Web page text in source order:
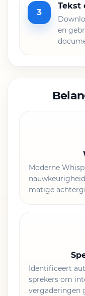
3
Tekst
en
Moderne
matige
Identificeert
sprekers om
vergaderingen